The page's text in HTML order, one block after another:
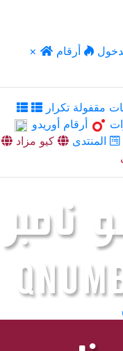
×
أرقام
مقفولة تكرار
أرقام أوريدو
المنتدى
كيو مزاد